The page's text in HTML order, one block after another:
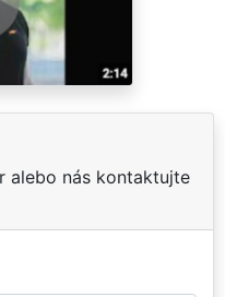
alebo nás kontaktujte